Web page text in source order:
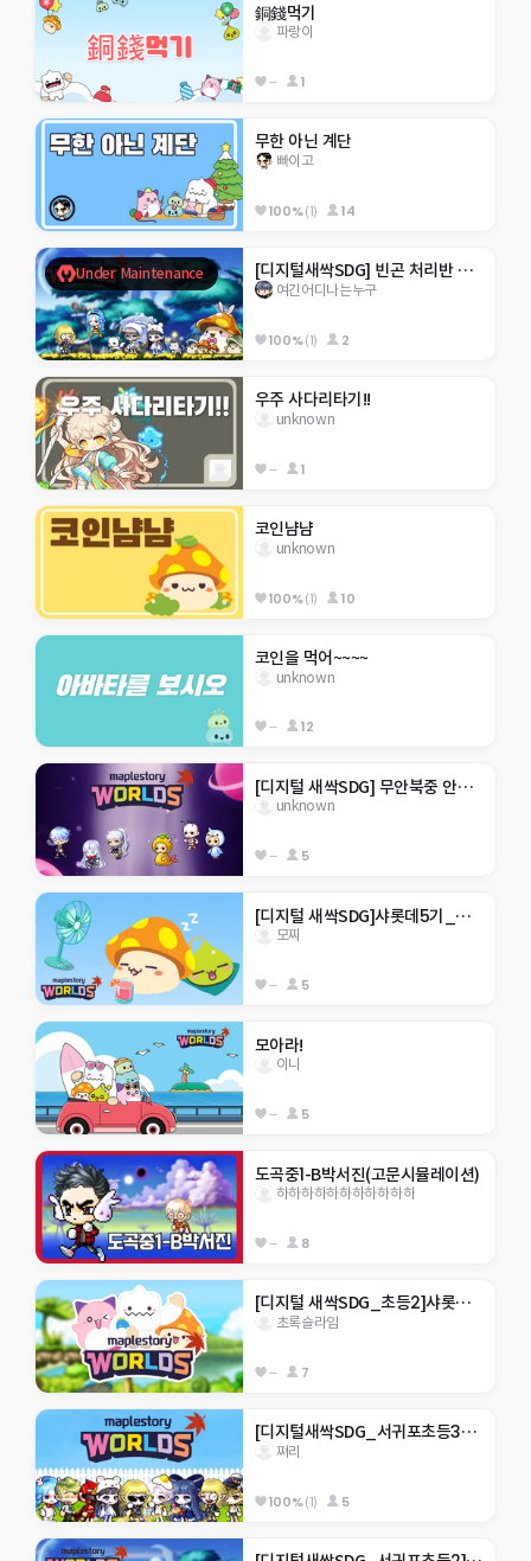
銅錢먹기
파랑이
-- 1
무한 아닌 계단
빠이고
100%(1) 14
Under Maintenance [디지털새싹SDG] 빈곤 처리반 출동하다?!
여긴어디나는누구
100%(1) 2
우주 사다리타기!!
unknown
-- 1
코인냠냠
unknown
100%(1) 10
코인을 먹어~~~~
unknown
-- 12
[디지털 새싹SDG] 무안북중 안녕자두야
unknown
-- 5
[디지털 새싹SDG]샤롯데5기_모두행복
모찌
-- 5
모아라!
이니
-- 5
도곡중1-B박서진(고문시뮬레이션)
하하하하하하하하하하하
-- 8
[디지털 새싹SDG_초등2]샤롯데2_모 아니면 도 {포탈타기}
초록슬라임
-- 7
[디지털새싹SDG_서귀포초등3기]히든 서귀포 기후변화의 대응
쪄리
100%(1) 5